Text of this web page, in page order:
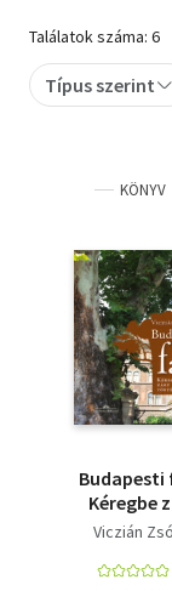
Művészet
Szakkönyv
Tankönyv,
Történelem
Vallás
Találatok száma: 6
Típus szerint
KÖNYV
Budapesti
Kéregbe
Viczián